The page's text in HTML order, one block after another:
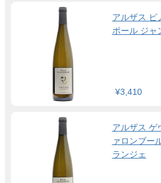
アルザス ピ
ポール ジャ
¥3,410
アルザス ゲ
ァロンブー
ランジェ